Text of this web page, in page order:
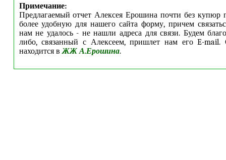
Примечание:
Предлагаемый отчет Алексея Ерошина почти без купюр
более удобную для нашего сайта форму, причем
нам не удалось - не нашли адреса для связи. Будем
либо, связанный с Алексеем, пришлет нам его E-mail.
находится вЖЖ А.Ерошина.